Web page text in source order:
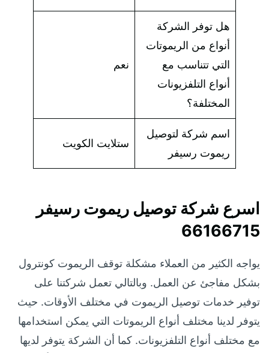
هل توفر الشركة
أنواع من الريموتات
التي تتناسب مع
أنواع التلفزيونات
المختلفة؟
نعم
اسم شركة لتوصيل
ريموت رسيفر
ستلايت الكويت
اسرع شركة توصيل ريموت رسيفر
66166715
يواجه الكثير من العملاء مشكلة توقف الريموت كونترول
بشكل مفاجئ عن العمل. وبالتالي تعمل شركتنا على
توفير خدمات توصيل الريموت في مختلف الأوقات. حيث
يتوفر لدينا مختلف أنواع الريموتات التي يمكن استخدامها
مع مختلف أنواع التلفزيونات. كما أن الشركة يتوفر لديها